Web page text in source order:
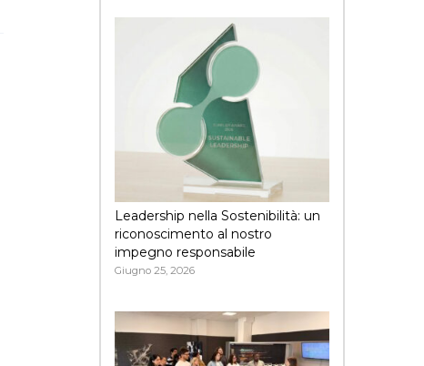
Leadership nella Sostenibilità: un
riconoscimento al nostro
impegno responsabile
Giugno 25, 2026